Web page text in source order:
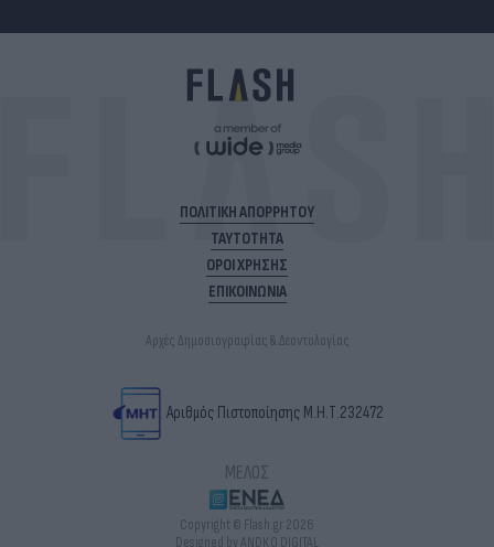
ΠΟΛΙΤΙΚΗ ΑΠΟΡΡΗΤΟΥ
ΤΑΥΤΟΤΗΤΑ
ΟΡΟΙ ΧΡΗΣΗΣ
ΕΠΙΚΟΙΝΩΝΙΑ
Αρχές Δημοσιογραφίας & Δεοντολογίας
Αριθμός Πιστοποίησης Μ.Η.Τ.232472
ΜΕΛΟΣ
Copyright © Flash.gr 2026
Designed by ANDKO DIGITAL